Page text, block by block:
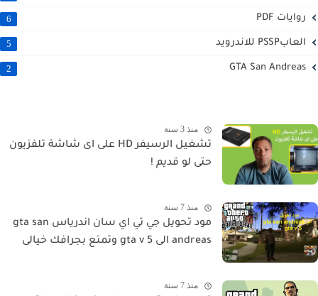
روايات PDF 6
العابPSSP للاندرويد 5
GTA San Andreas
2
منذ 3 سنة
تشغيل الرسيفر HD على اى شاشة تلفزيون
حتى لو قديم !
منذ 7 سنة
مود تحويل جي تي اي سان اندرياس gta san
andreas الى gta v 5 وتمتع بجرافك خيالى
منذ 7 سنة